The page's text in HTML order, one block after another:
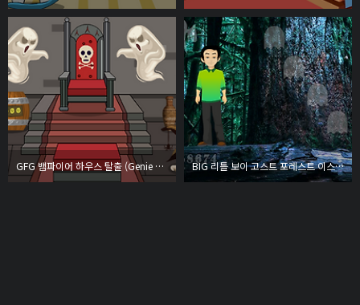
GFG 뱀파이어 하우스 탈출 (Genie Vampire House Escape) BIG 리틀 보이 고스트 포레스트 이스케이프 (BIG Little Boy Ghost Forest Escape)